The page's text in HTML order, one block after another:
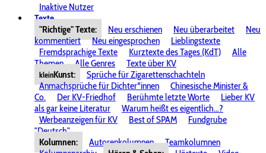
Inaktive Nutzer
Texte
"Richtige" Texte:
Neu erschienen Neu überarbeitet
Neu
kommentiert
Neu eingesprochen
Lieblingstexte
Fremdsprachige Texte
Kurztexte des Tages (KdT)
Alle
Themen
Alle Genres Texte über KV
kleinKunst:
Sprüche für Zigarettenschachteln
Anmachsprüche für Dichter*innen
Chinesische Minister &
Co.
Der KV-Friedhof Berühmte letzte Worte
Lieber KV
als gar keine Literatur
Warum heißt es eigentlich...?
Werbeanzeigen für KV
Best of SPAM
Fundgrube
"Deutsch"
Kolumnen:
Autorenkolumnen
Teamkolumnen